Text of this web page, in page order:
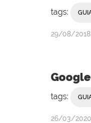
tags:
por
publicado
29/08/2018
tags:
por
publicado
26/03/2020